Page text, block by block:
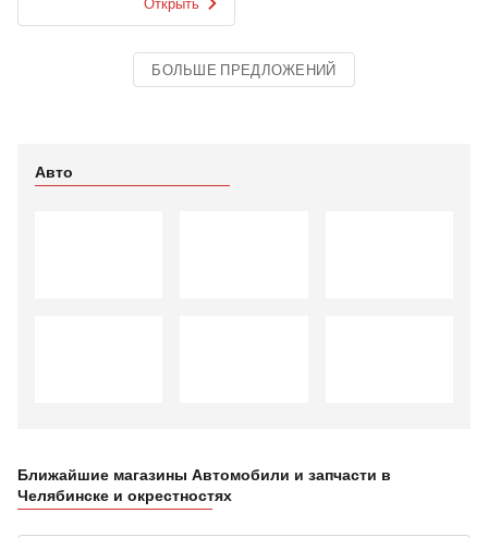
БОЛЬШЕ ПРЕДЛОЖЕНИЙ
Авто
Ближайшие магазины Автомобили и запчасти в
Челябинске и окрестностях